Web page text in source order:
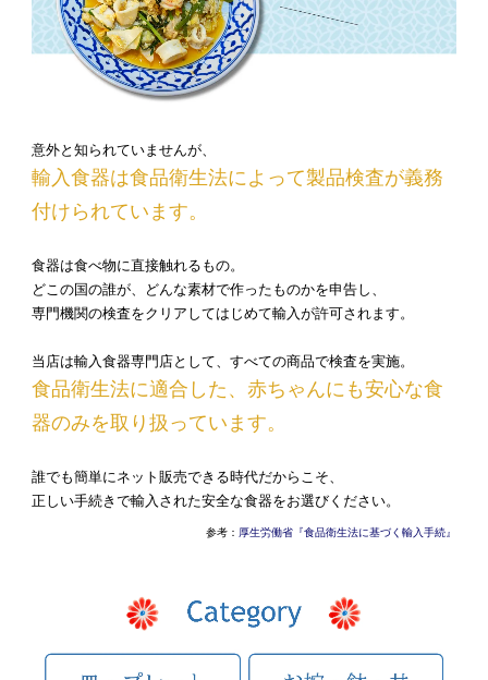
意外と知られていませんが、
輸入食器は食品衛生法によって製品検査が義務
付けられています。
食器は食べ物に直接触れるもの。
どこの国の誰が、どんな素材で作ったものかを申告し、
専門機関の検査をクリアしてはじめて輸入が許可されます。
当店は輸入食器専門店として、すべての商品で検査を実施。
食品衛生法に適合した、赤ちゃんにも安心な食
器のみを取り扱っています。
誰でも簡単にネット販売できる時代だからこそ、
正しい手続きで輸入された安全な食器をお選びください。
参考： 厚生労働省『食品衛生法に基づく輸入手続』